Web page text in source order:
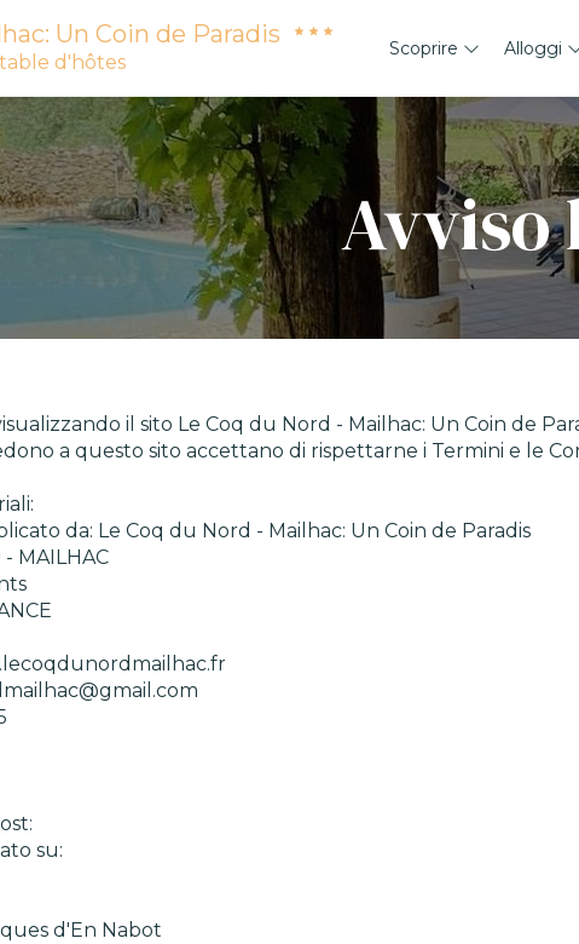
Un Coin de Paradis
d'hôtes
Scoprire Alloggi
Avviso
il sito Le Coq du Nord - Mailhac: Un Coin de
a questo sito accettano di rispettarne i Termini e le
da: Le Coq du Nord - Mailhac: Un Coin de Paradis
- MAILHAC
su:
d'En Nabot